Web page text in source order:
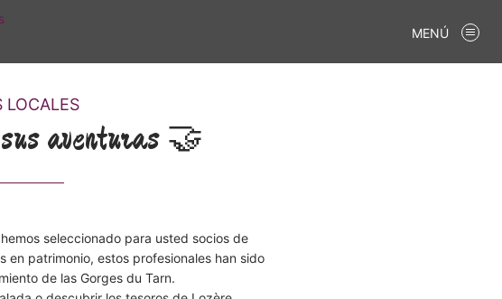
MENÚ
LOCALES
aventuras 🤝
seleccionado para usted socios de
patrimonio, estos profesionales han sido
de las Gorges du Tarn.